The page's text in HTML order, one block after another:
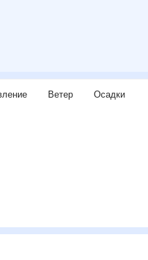
Ветер Осадки